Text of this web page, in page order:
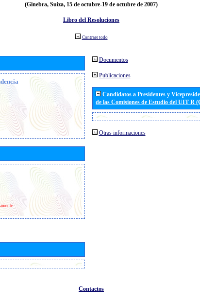
(Ginebra, Suiza, 15 de octubre-19 de octubre de 2007)
Libro del Resoluciones
Contraer todo
Documentos
Publicaciones
Candidatos a Presidentes y
de las Comisiones de Estudio del UIT R
Otras informaciones
Contactos